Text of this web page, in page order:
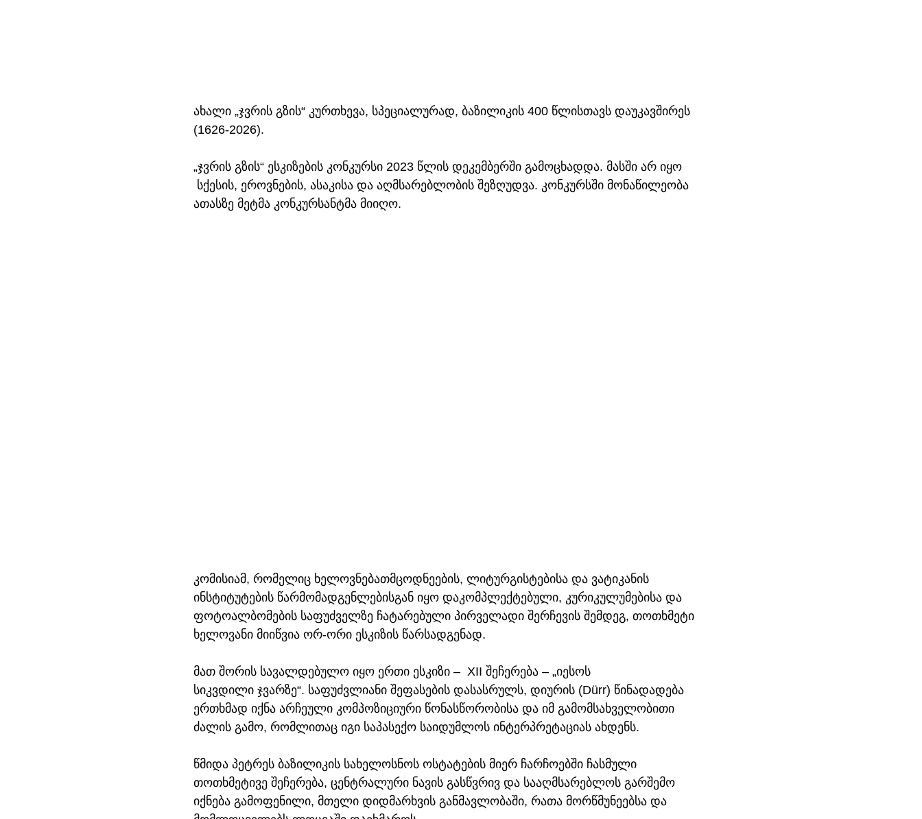
ახალი „ჯვრის გზის“ კურთხევა, სპეციალურად, ბაზილიკის 400 წლისთავს დაუკავშირეს
(1626-2026).
„ჯვრის გზის“ ესკიზების კონკურსი 2023 წლის დეკემბერში გამოცხადდა. მასში არ იყო
სქესის, ეროვნების, ასაკისა და აღმსარებლობის შეზღუდვა. კონკურსში მონაწილეობა
ათასზე მეტმა კონკურსანტმა მიიღო.
კომისიამ, რომელიც ხელოვნებათმცოდნეების, ლიტურგისტებისა და ვატიკანის
ინსტიტუტების წარმომადგენლებისგან იყო დაკომპლექტებული, კურიკულუმებისა და
ფოტოალბომების საფუძველზე ჩატარებული პირველადი შერჩევის შემდეგ, თოთხმეტი
ხელოვანი მიიწვია ორ-ორი ესკიზის წარსადგენად.
მათ შორის სავალდებულო იყო ერთი ესკიზი –  XII შეჩერება – „იესოს
სიკვდილი ჯვარზე“. საფუძვლიანი შეფასების დასასრულს, დიურის (Dürr) წინადადება
ერთხმად იქნა არჩეული კომპოზიციური წონასწორობისა და იმ გამომსახველობითი
ძალის გამო, რომლითაც იგი საპასექო საიდუმლოს ინტერპრეტაციას ახდენს.
წმიდა პეტრეს ბაზილიკის სახელოსნოს ოსტატების მიერ ჩარჩოებში ჩასმული
თოთხმეტივე შეჩერება, ცენტრალური ნავის გასწვრივ და სააღმსარებლოს გარშემო
იქნება გამოფენილი, მთელი დიდმარხვის განმავლობაში, რათა მორწმუნეებსა და